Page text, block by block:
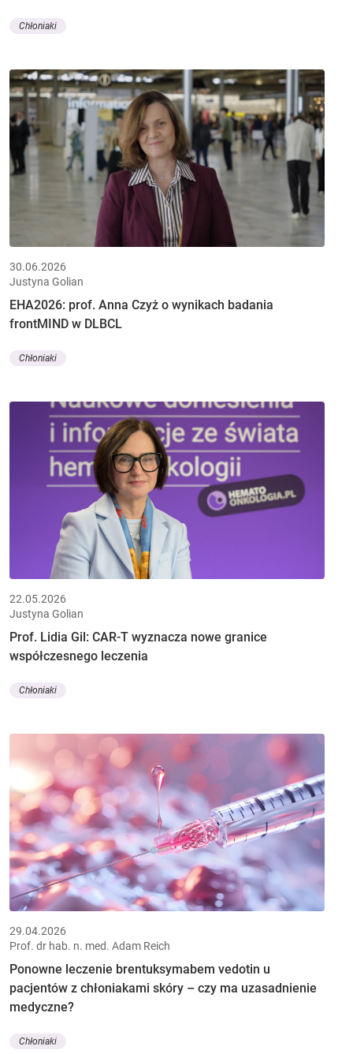
Chłoniaki
30.06.2026
Justyna Golian
EHA2026: prof. Anna Czyż o wynikach badania
frontMIND w DLBCL
Chłoniaki
22.05.2026
Justyna Golian
Prof. Lidia Gil: CAR-T wyznacza nowe granice
współczesnego leczenia
Chłoniaki
29.04.2026
Prof. dr hab. n. med. Adam Reich
Ponowne leczenie brentuksymabem vedotin u
pacjentów z chłoniakami skóry – czy ma uzasadnienie
medyczne?
Chłoniaki